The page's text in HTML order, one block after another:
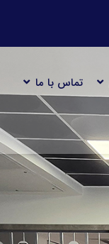
تماس با ما